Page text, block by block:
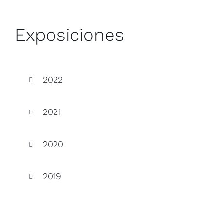
Exposiciones
2022
2021
2020
2019